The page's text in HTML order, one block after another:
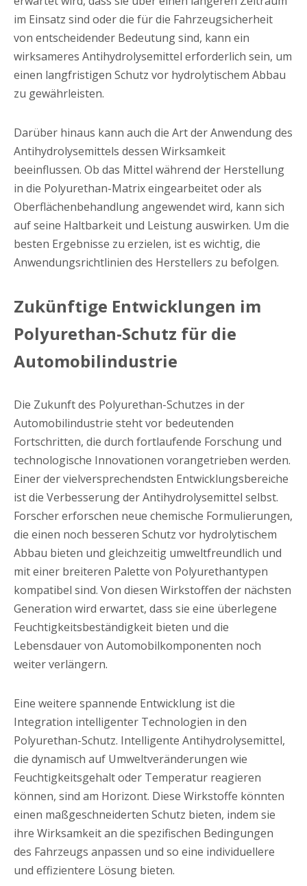
im Einsatz sind oder die für die Fahrzeugsicherheit
von entscheidender Bedeutung sind, kann ein
wirksameres Antihydrolysemittel erforderlich sein, um
einen langfristigen Schutz vor hydrolytischem Abbau
zu gewährleisten.
Darüber hinaus kann auch die Art der Anwendung des
Antihydrolysemittels dessen Wirksamkeit
beeinflussen. Ob das Mittel während der Herstellung
in die Polyurethan-Matrix eingearbeitet oder als
Oberflächenbehandlung angewendet wird, kann sich
auf seine Haltbarkeit und Leistung auswirken. Um die
besten Ergebnisse zu erzielen, ist es wichtig, die
Anwendungsrichtlinien des Herstellers zu befolgen.
Zukünftige Entwicklungen im
Polyurethan-Schutz für die
Automobilindustrie
Die Zukunft des Polyurethan-Schutzes in der
Automobilindustrie steht vor bedeutenden
Fortschritten, die durch fortlaufende Forschung und
technologische Innovationen vorangetrieben werden.
Einer der vielversprechendsten Entwicklungsbereiche
ist die Verbesserung der Antihydrolysemittel selbst.
Forscher erforschen neue chemische Formulierungen,
die einen noch besseren Schutz vor hydrolytischem
Abbau bieten und gleichzeitig umweltfreundlich und
mit einer breiteren Palette von Polyurethantypen
kompatibel sind. Von diesen Wirkstoffen der nächsten
Generation wird erwartet, dass sie eine überlegene
Feuchtigkeitsbeständigkeit bieten und die
Lebensdauer von Automobilkomponenten noch
weiter verlängern.
Eine weitere spannende Entwicklung ist die
Integration intelligenter Technologien in den
Polyurethan-Schutz. Intelligente Antihydrolysemittel,
die dynamisch auf Umweltveränderungen wie
Feuchtigkeitsgehalt oder Temperatur reagieren
können, sind am Horizont. Diese Wirkstoffe könnten
einen maßgeschneiderten Schutz bieten, indem sie
ihre Wirksamkeit an die spezifischen Bedingungen
des Fahrzeugs anpassen und so eine individuellere
und effizientere Lösung bieten.